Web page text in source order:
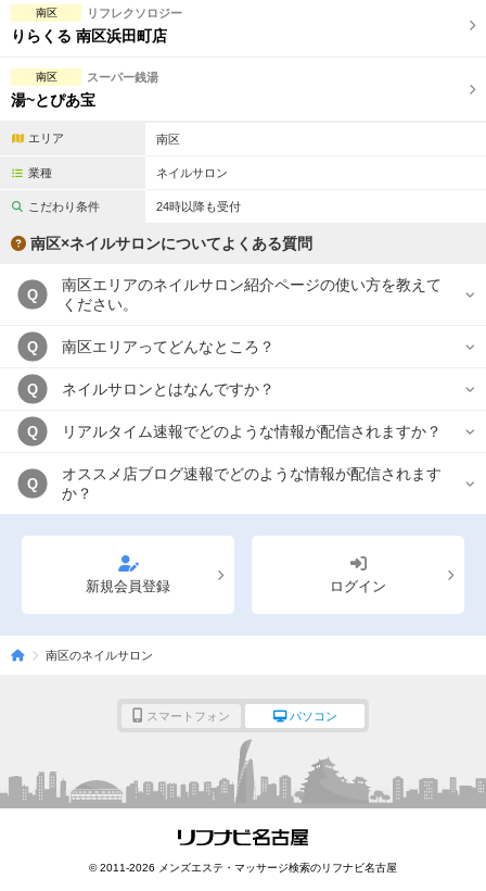
フットバスあり
日本人スタッフのみ
スタッフ指名可
駅から徒歩5分以内
こだわり条件を変更
閉じる
南区 リフレクソロジー
りらくる 南区浜田町店
南区 スーパー銭湯
湯~とぴあ宝
エリア 南区
業種 ネイルサロン
こだわり条件 24時以降も受付
南区×ネイルサロンについてよくある質問
Q
南区エリアのネイルサロン紹介ページの使い方を教えて
ください。
Q 南区エリアってどんなところ？
Q ネイルサロンとはなんですか？
Q リアルタイム速報でどのような情報が配信されますか？
Q
オススメ店ブログ速報でどのような情報が配信されます
か？
新規会員登録 ログイン
南区のネイルサロン
スマートフォン パソコン
© 2011-2026 メンズエステ・マッサージ検索のリフナビ名古屋